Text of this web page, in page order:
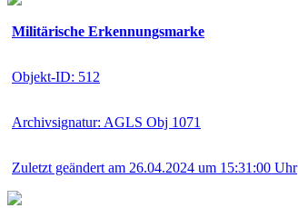
Militärische Erkennungsmarke
Objekt-ID: 512
Archivsignatur: AGLS Obj 1071
Zuletzt geändert am 26.04.2024 um 15:31:00 Uhr